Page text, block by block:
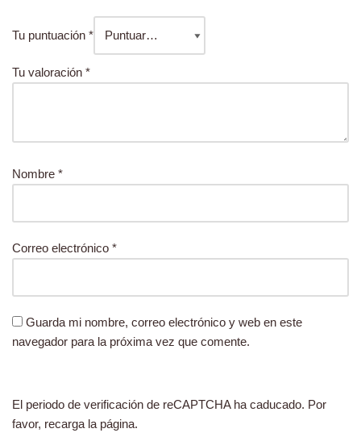
Tu puntuación *
Tu valoración *
Nombre *
Correo electrónico *
Guarda mi nombre, correo electrónico y web en este
navegador para la próxima vez que comente.
El periodo de verificación de reCAPTCHA ha caducado. Por
favor, recarga la página.